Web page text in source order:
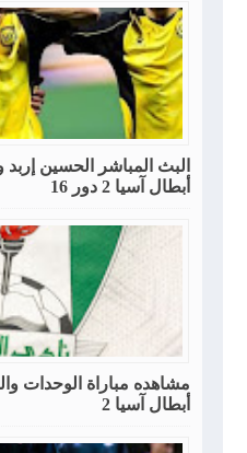
البث المباشر الحسين إربد
أبطال آسيا 2 دور 16
مشاهده مباراة الوحدات
أبطال آسيا 2